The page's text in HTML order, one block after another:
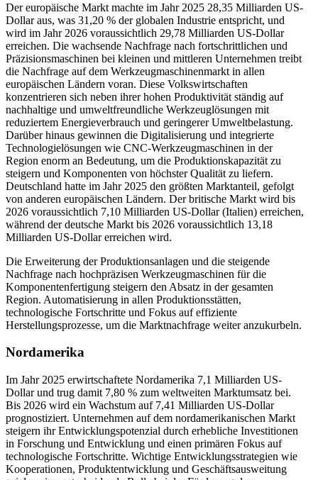
Der europäische Markt machte im Jahr 2025 28,35 Milliarden US-
Dollar aus, was 31,20 % der globalen Industrie entspricht, und
wird im Jahr 2026 voraussichtlich 29,78 Milliarden US-Dollar
erreichen. Die wachsende Nachfrage nach fortschrittlichen und
Präzisionsmaschinen bei kleinen und mittleren Unternehmen treibt
die Nachfrage auf dem Werkzeugmaschinenmarkt in allen
europäischen Ländern voran. Diese Volkswirtschaften
konzentrieren sich neben ihrer hohen Produktivität ständig auf
nachhaltige und umweltfreundliche Werkzeuglösungen mit
reduziertem Energieverbrauch und geringerer Umweltbelastung.
Darüber hinaus gewinnen die Digitalisierung und integrierte
Technologielösungen wie CNC-Werkzeugmaschinen in der
Region enorm an Bedeutung, um die Produktionskapazität zu
steigern und Komponenten von höchster Qualität zu liefern.
Deutschland hatte im Jahr 2025 den größten Marktanteil, gefolgt
von anderen europäischen Ländern. Der britische Markt wird bis
2026 voraussichtlich 7,10 Milliarden US-Dollar (Italien) erreichen,
während der deutsche Markt bis 2026 voraussichtlich 13,18
Milliarden US-Dollar erreichen wird.
Die Erweiterung der Produktionsanlagen und die steigende
Nachfrage nach hochpräzisen Werkzeugmaschinen für die
Komponentenfertigung steigern den Absatz in der gesamten
Region. Automatisierung in allen Produktionsstätten,
technologische Fortschritte und Fokus auf effiziente
Herstellungsprozesse, um die Marktnachfrage weiter anzukurbeln.
Nordamerika
Im Jahr 2025 erwirtschaftete Nordamerika 7,1 Milliarden US-
Dollar und trug damit 7,80 % zum weltweiten Marktumsatz bei.
Bis 2026 wird ein Wachstum auf 7,41 Milliarden US-Dollar
prognostiziert. Unternehmen auf dem nordamerikanischen Markt
steigern ihr Entwicklungspotenzial durch erhebliche Investitionen
in Forschung und Entwicklung und einen primären Fokus auf
technologische Fortschritte. Wichtige Entwicklungsstrategien wie
Kooperationen, Produktentwicklung und Geschäftsausweitung